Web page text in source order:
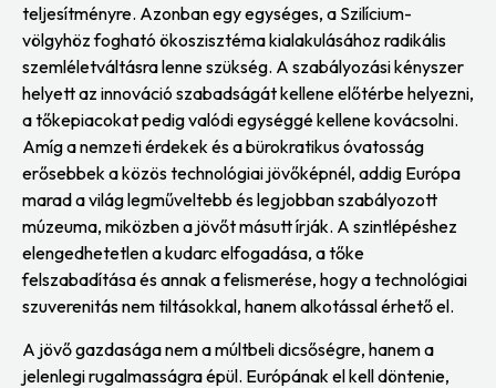
teljesítményre. Azonban egy egységes, a Szilícium-
völgyhöz fogható ökoszisztéma kialakulásához radikális
szemléletváltásra lenne szükség. A szabályozási kényszer
helyett az innováció szabadságát kellene előtérbe helyezni,
a tőkepiacokat pedig valódi egységgé kellene kovácsolni.
Amíg a nemzeti érdekek és a bürokratikus óvatosság
erősebbek a közös technológiai jövőképnél, addig Európa
marad a világ legműveltebb és legjobban szabályozott
múzeuma, miközben a jövőt másutt írják. A szintlépéshez
elengedhetetlen a kudarc elfogadása, a tőke
felszabadítása és annak a felismerése, hogy a technológiai
szuverenitás nem tiltásokkal, hanem alkotással érhető el.
A jövő gazdasága nem a múltbeli dicsőségre, hanem a
jelenlegi rugalmasságra épül. Európának el kell döntenie,